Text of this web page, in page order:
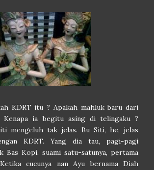
KDRT itu ? Apakah mahluk baru dari
Kenapa ia begitu asing di telingaku ?
mengeluh tak jelas. Bu Siti, he, jelas
KDRT. Yang dia tau, pagi-pagi
Bas Kopi, suami satu-satunya, pertama
cucunya nan Ayu bernama Diah